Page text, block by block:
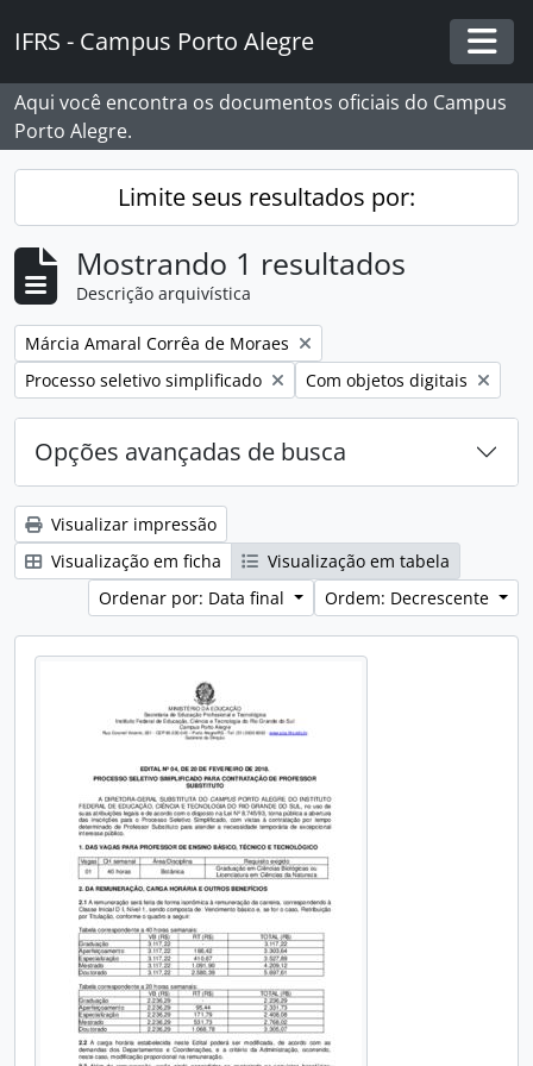
IFRS - Campus Porto Alegre
Aqui você encontra os documentos oficiais do Campus
Porto Alegre.
Limite seus resultados por:
Mostrando 1 resultados
Descrição arquivística
Remover filtro:
Márcia Amaral Corrêa de Moraes
Remover filtro:
Processo seletivo simplificado Remover filtro:
Com objetos digitais
Opções avançadas de busca
Visualizar impressão
Visualização em ficha
Visualização em tabela
Ordenar por: Data final
Ordem: Decrescente